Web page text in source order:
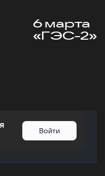
6 марта
«ГЭС-2»
Войти